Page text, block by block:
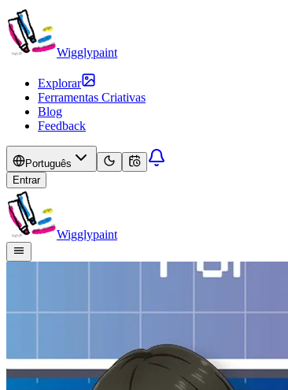
Wigglypaint
Explorar
Ferramentas Criativas
Blog
Feedback
Português
Entrar
Wigglypaint